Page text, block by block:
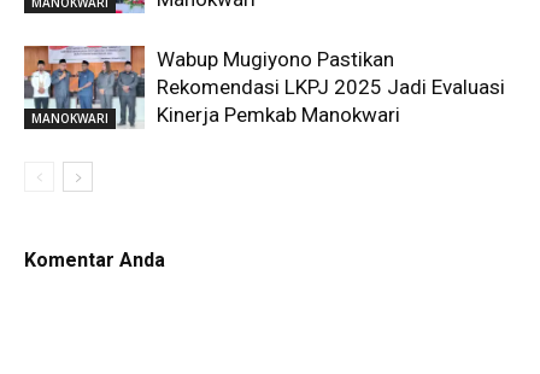
MANOKWARI
Wabup Mugiyono Pastikan
Rekomendasi LKPJ 2025 Jadi Evaluasi
Kinerja Pemkab Manokwari
Komentar Anda